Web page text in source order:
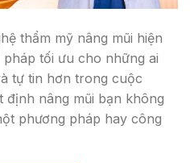
thẩm mỹ nâng mũi hiện
pháp tối ưu cho những ai
tự tin hơn trong cuộc
định nâng mũi bạn không
phương pháp hay công